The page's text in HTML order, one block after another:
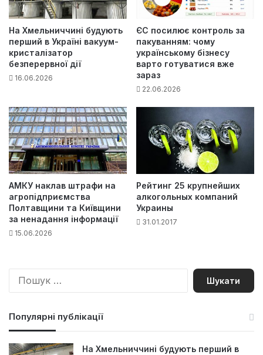
На Хмельниччині будують
перший в Україні вакуум-
кристалізатор
безперервної дії
16.06.2026
ЄС посилює контроль за
пакуванням: чому
українському бізнесу
варто готуватися вже
зараз
22.06.2026
АМКУ наклав штрафи на
агропідприємства
Полтавщини та Київщини
за ненадання інформації
15.06.2026
Рейтинг 25 крупнейших
алкогольных компаний
Украины
31.01.2017
П
Популярні публікації
На Хмельниччині будують перший в